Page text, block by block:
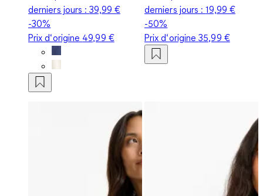
derniers jours :39,99 €
-30%
Prix d‘origine 49,99 €
derniers jours :19,99 €
-50%
Prix d‘origine35,99 €